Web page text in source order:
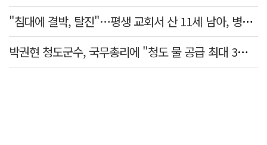
"침대에 결박, 탈진"…평생 교회서 산 11세 남아, 병원 이송 끝 숨져
박권현 청도군수, 국무총리에 "청도 물 공급 최대 3만t 늘려달라"